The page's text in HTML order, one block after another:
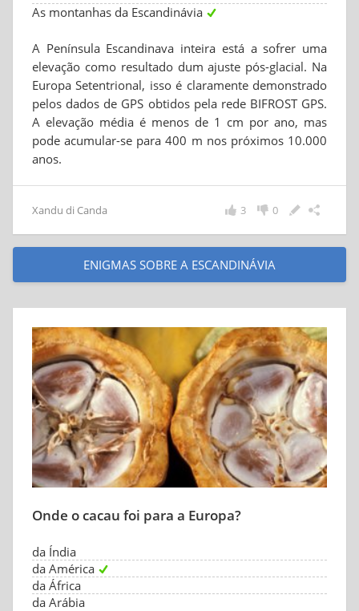
As montanhas da Escandinávia
A Península Escandinava inteira está a sofrer uma
elevação como resultado dum ajuste pós-glacial. Na
Europa Setentrional, isso é claramente demonstrado
pelos dados de GPS obtidos pela rede BIFROST GPS.
A elevação média é menos de 1 cm por ano, mas
pode acumular-se para 400 m nos próximos 10.000
anos.
Xandu di Canda 0
3
ENIGMAS SOBRE A ESCANDINÁVIA
Onde o cacau foi para a Europa?
da Índia
da América
da África
da Arábia